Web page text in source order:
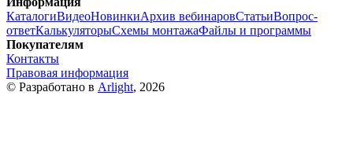
КаталогиВидеоНовинкиАрхив вебинаровСтатьиВопрос-
ответКалькуляторыСхемы монтажаФайлы и программы
Покупателям
Контакты
Правовая информация
© Разработано в Arlight, 2026